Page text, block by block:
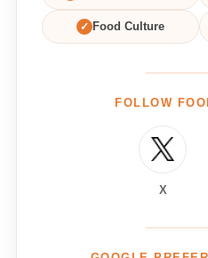
✓ Food Culture
FOLLOW
X